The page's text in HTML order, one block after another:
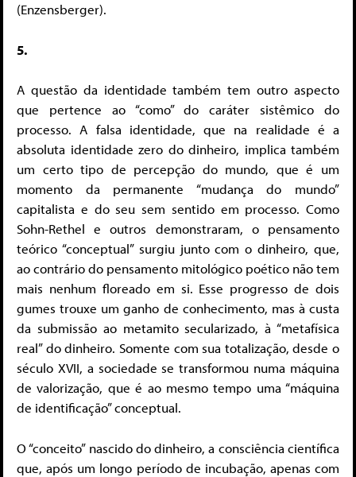
(Enzensberger).
5.
A questão da identidade também tem outro aspecto
que pertence ao “como” do caráter sistêmico do
processo. A falsa identidade, que na realidade é a
absoluta identidade zero do dinheiro, implica também
um certo tipo de percepção do mundo, que é um
momento da permanente “mudança do mundo”
capitalista e do seu sem sentido em processo. Como
Sohn-Rethel e outros demonstraram, o pensamento
teórico “conceptual” surgiu junto com o dinheiro, que,
ao contrário do pensamento mitológico poético não tem
mais nenhum floreado em si. Esse progresso de dois
gumes trouxe um ganho de conhecimento, mas à custa
da submissão ao metamito secularizado, à “metafísica
real” do dinheiro. Somente com sua totalização, desde o
século XVII, a sociedade se transformou numa máquina
de valorização, que é ao mesmo tempo uma “máquina
de identificação” conceptual.
O “conceito” nascido do dinheiro, a consciência científica
que, após um longo período de incubação, apenas com